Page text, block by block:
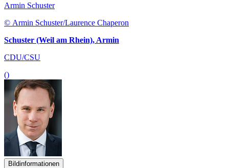
Armin Schuster
© Armin Schuster/Laurence Chaperon
Schuster (Weil am Rhein), Armin
CDU/CSU
()
Bildinformationen